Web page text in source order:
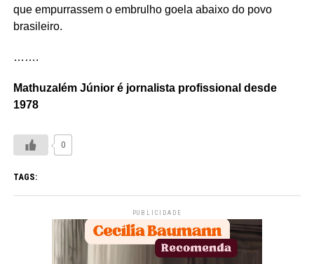
que empurrassem o embrulho goela abaixo do povo
brasileiro.
…….
Mathuzalém Júnior é jornalista profissional desde
1978
0
TAGS:
PUBLICIDADE